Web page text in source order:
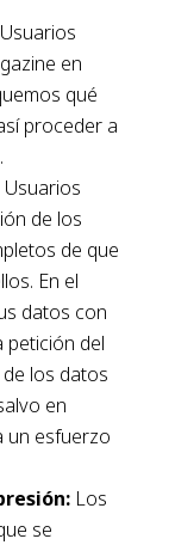
en
qué
proceder a
de los
de que
En el
datos con
petición del
los datos
en
un esfuerzo
Los
se